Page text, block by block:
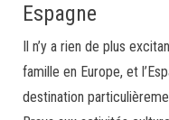
Espagne
Il n’y a rien de plus
famille en Europe, et
destination